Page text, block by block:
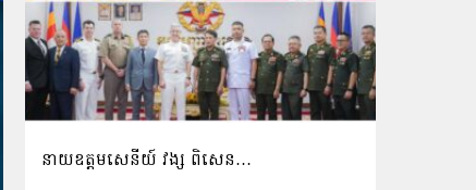
នាយឧត្តមសេនីយ៍ វង្ស ពិសេន…